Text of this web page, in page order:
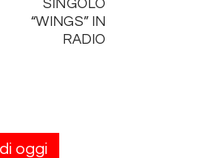
SINGOLO
“WINGS” IN
RADIO
oggi